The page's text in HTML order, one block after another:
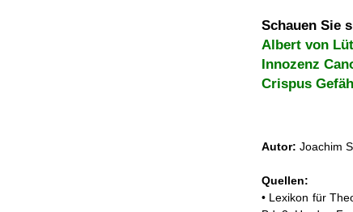
Schauen Sie
Albert von
Innozenz
Crispus
Autor: Joachim
Quellen:
• Lexikon für